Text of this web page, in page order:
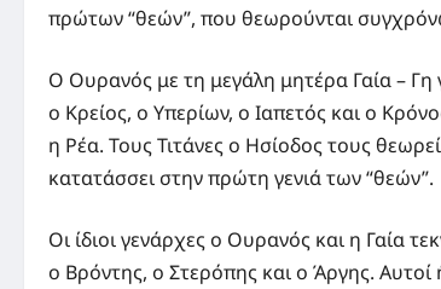
πρώτων “θεών”, που θεωρούνται
Ο Ουρανός με τη μεγάλη μητέρα Γαία – Γη
ο Κρείος, ο Υπερίων, ο Ιαπετός και ο
η Ρέα. Τους Τιτάνες ο Ησίοδος τους
κατατάσσει στην πρώτη γενιά των “θεών”.
Οι ίδιοι γενάρχες ο Ουρανός και η Γαία
ο Βρόντης, ο Στερόπης και ο Άργης. Αυτοί